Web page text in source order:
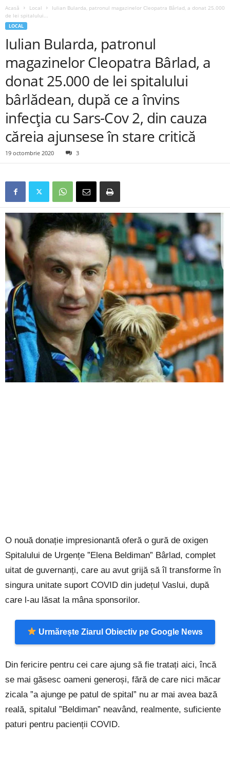
Acasă Local
Iulian Bularda, patronul magazinelor Cleopatra Bârlad, a donat 25.000
de lei spitalului...
LOCAL
Iulian Bularda, patronul
magazinelor Cleopatra Bârlad, a
donat 25.000 de lei spitalului
bârlădean, după ce a învins
infecția cu Sars-Cov 2, din cauza
căreia ajunsese în stare critică
19 octombrie 2020 3
O nouă donație impresionantă oferă o gură de oxigen
Spitalului de Urgențe ”Elena Beldiman” Bârlad, complet
uitat de guvernanți, care au avut grijă să îl transforme în
singura unitate suport COVID din județul Vaslui, după
care l-au lăsat la mâna sponsorilor.
Urmărește Ziarul Obiectiv pe Google News
Din fericire pentru cei care ajung să fie tratați aici, încă
se mai găsesc oameni generoși, fără de care nici măcar
zicala ”a ajunge pe patul de spital” nu ar mai avea bază
reală, spitalul ”Beldiman” neavând, realmente, suficiente
paturi pentru pacienții COVID.